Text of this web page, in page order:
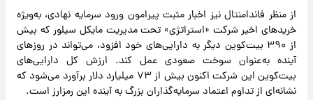
از منظر فاندامنتال نیز اخبار مثبت پیرامون ورود سرمایه نهادی، به‌ویژه
خریدهای اخیر شرکت «استراتژی» تحت مدیریت مایکل سیلور که بیش
از ۳۹۰ بیت‌کوین دیگر به دارایی‌های خود افزود، می‌تواند در روزهای
آینده به‌عنوان سوخت صعودی عمل کند. ارزش کل دارایی‌های
بیت‌کوین این شرکت اکنون بیش از ۷۳ میلیارد دلار برآورد می‌شود که
نشانه‌ای از تداوم اعتماد سرمایه‌گذاران بزرگ به آینده این رمزارز است.